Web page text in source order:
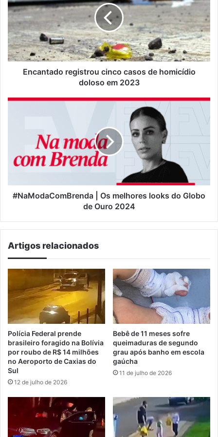
casos
homicídio
doloso
em
2023
Encantado registrou cinco casos de homicídio
doloso em 2023
#NaModaComBrenda
Globo
Ouro
2024
#NaModaComBrenda | Os melhores looks do Globo
de Ouro 2024
Artigos relacionados
Polícia Federal prende
brasileiro foragido na Bolívia
por roubo de R$ 14 milhões
no Aeroporto de Caxias do
Sul
12 de julho de 2026
Bebê de 11 meses sofre
queimaduras de segundo
grau após banho em escola
gaúcha
11 de julho de 2026